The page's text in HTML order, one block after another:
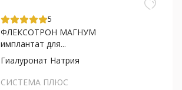
5
ФЛЕКСОТРОН МАГНУМ
имплантат для...
Гиалуронат Натрия
СИСТЕМА ПЛЮС